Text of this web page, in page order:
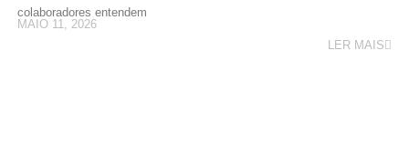
colaboradores entendem
MAIO 11, 2026
LER MAIS